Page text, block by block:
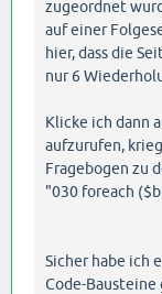
zugeordnet
auf einer
hier, dass die
nur 6
Klicke ich dann
aufzurufen,
Fragebogen zu
"030 foreach
Sicher habe ich
Code-Bausteine